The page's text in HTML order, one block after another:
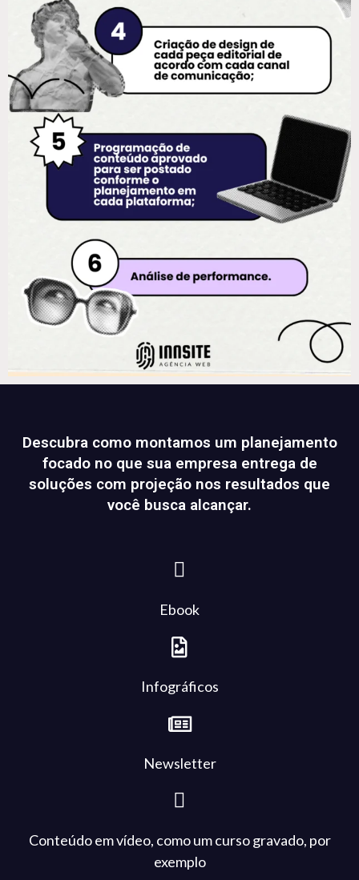
Descubra como montamos um planejamento
focado no que sua empresa entrega de
soluções com projeção nos resultados que
você busca alcançar.
Ebook
Infográficos
Newsletter
Conteúdo em vídeo, como um curso gravado, por
exemplo